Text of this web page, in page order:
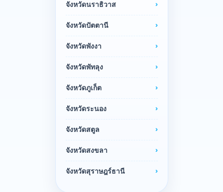
จังหวัดนราธิวาส
จังหวัดปัตตานี
จังหวัดพังงา
จังหวัดพัทลุง
จังหวัดภูเก็ต
จังหวัดระนอง
จังหวัดสตูล
จังหวัดสงขลา
จังหวัดสุราษฎร์ธานี